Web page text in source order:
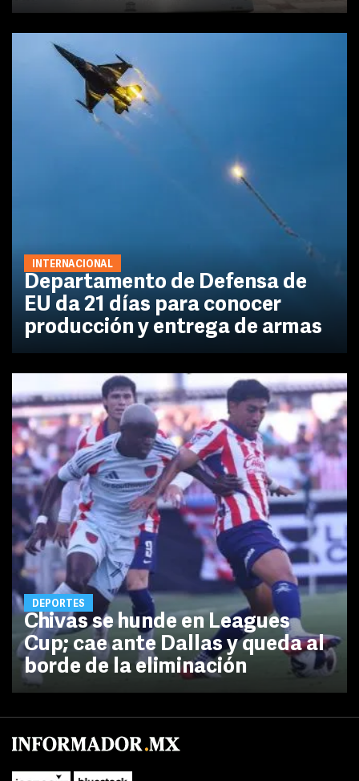
INTERNACIONAL
Departamento de Defensa de
EU da 21 días para conocer
producción y entrega de armas
DEPORTES
Chivas se hunde en Leagues
Cup; cae ante Dallas y queda al
borde de la eliminación